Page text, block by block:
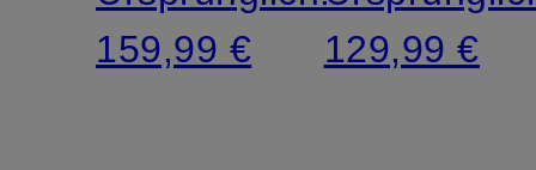
159,99 €
129,99 €